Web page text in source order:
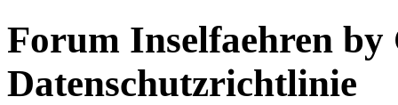
Forum Inselfaehren by
Datenschutzrichtlinie